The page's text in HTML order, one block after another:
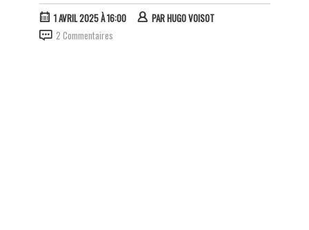
1 AVRIL 2025 À 16:00 PARHUGO VOISOT
2 Commentaires